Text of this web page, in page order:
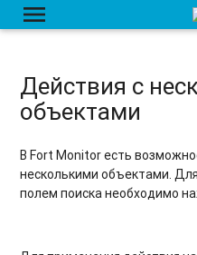
menu
Действия с
объектами
В Fort Monitor есть
несколькими объектами.
полем поиска необходимо